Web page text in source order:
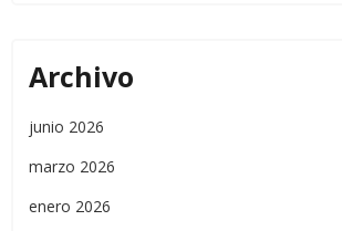
Archivo
junio 2026
marzo 2026
enero 2026